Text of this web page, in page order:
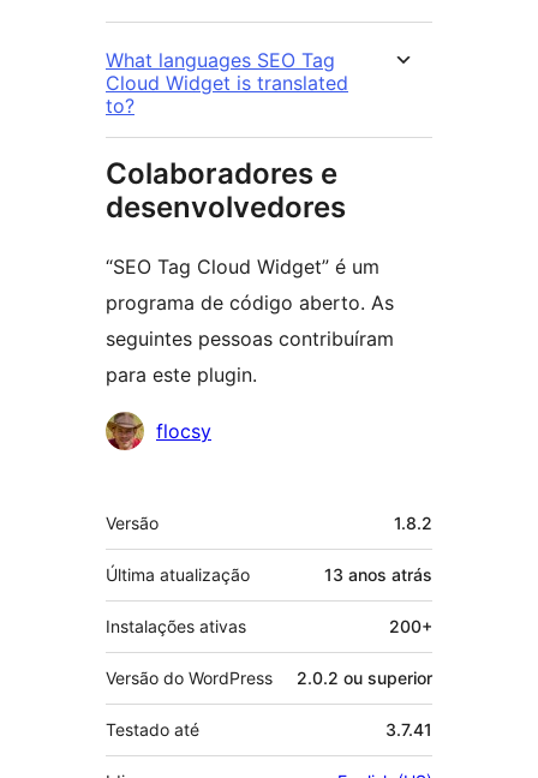
What languages SEO Tag
Cloud Widget is translated
to?
Colaboradores e
desenvolvedores
“SEO Tag Cloud Widget” é um
programa de código aberto. As
seguintes pessoas contribuíram
para este plugin.
Colaboradores
flocsy
Meta
Versão 1.8.2
Última atualização 13 anos atrás
Instalações ativas 200+
Versão do WordPress 2.0.2 ou superior
Testado até 3.7.41